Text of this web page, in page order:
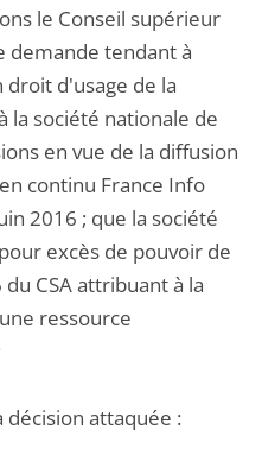
le Conseil supérieur
demande tendant à
d'usage de la
la société nationale de
en vue de la diffusion
continu France Info
2016 ; que la société
excès de pouvoir de
CSA attribuant à la
ressource
décision attaquée :